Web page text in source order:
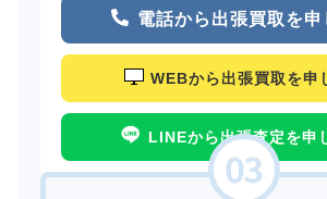
電話から出張買取を申
WEBから出張買取を申
LINEから出張査定を申